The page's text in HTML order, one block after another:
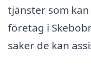
tjänster som
företag i
saker de kan